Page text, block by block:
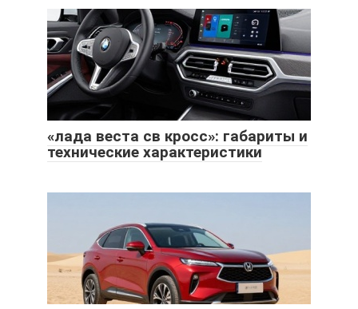
«лада веста св кросс»: габариты и
технические характеристики